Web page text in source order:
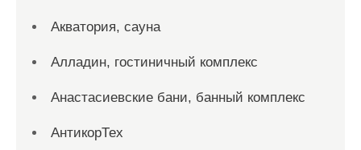
Акватория, сауна
Алладин, гостиничный комплекс
Анастасиевские бани, банный комплекс
АнтикорТех